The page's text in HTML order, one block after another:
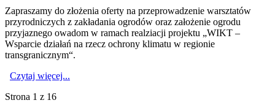
Zapraszamy do złożenia oferty na przeprowadzenie warsztatów
przyrodniczych z zakładania ogrodów oraz założenie ogrodu
przyjaznego owadom w ramach realziacji projektu „WIKT –
Wsparcie działań na rzecz ochrony klimatu w regionie
transgranicznym“.
Czytaj więcej...
Strona 1 z 16